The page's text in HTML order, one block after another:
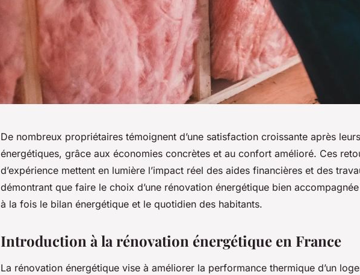
De nombreux propriétaires témoignent d’une satisfaction croissante après
énergétiques, grâce aux économies concrètes et au confort amélioré. Ces
d’expérience mettent en lumière l’impact réel des aides financières et des
démontrant que faire le choix d’une rénovation énergétique bien
à la fois le bilan énergétique et le quotidien des habitants.
Introduction à la rénovation énergétique en France
La rénovation énergétique vise à améliorer la performance thermique d’un